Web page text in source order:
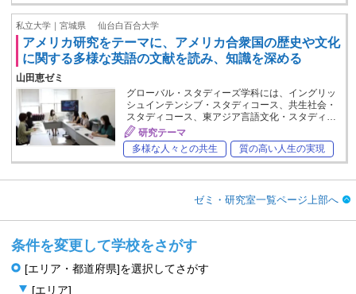
私立大学｜宮城県 仙台白百合大学
アメリカ研究をテーマに、アメリカ合衆国の歴史や文化
に関する多様な英語の文献を読み、知識を深める
山田恵ゼミ
グローバル・スタディーズ学科には、イングリッ
シュインテンシブ・スタディコース、共生社会・
スタディコース、東アジア言語文化・スタディ…
研究テーマ
多様な人々との共生
質の高い人生の実現
ゼミ・研究室一覧ページ上部へ
条件を変更して学校をさがす
[エリア・都道府県]を選択してさがす
[エリア]